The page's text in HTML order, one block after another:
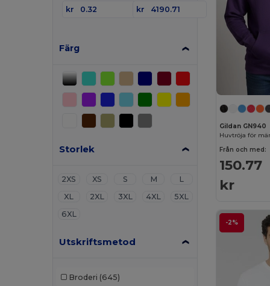
kr
kr
Färg
Storlek
2XS XS S M
L
XL
2XL 3XL 4XL
5XL
6XL
Utskriftsmetod
Broderi (645)
Gildan GN940
Huvtröja för
Från och med:
150.77
kr
-2%